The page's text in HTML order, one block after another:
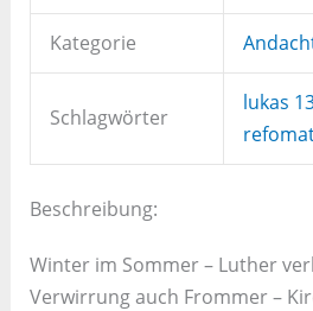
Kategorie
Schlagwörter
lukas
Beschreibung:
Winter im Sommer – Luther
Verwirrung auch Frommer –